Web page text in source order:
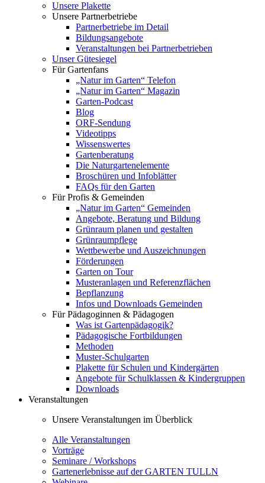
Unsere Plakette
Unsere Partnerbetriebe
Partnerbetriebe im Detail
Bildungsangebote
Veranstaltungen bei Partnerbetrieben
Unser Gütesiegel
Für Gartenfans
„Natur im Garten“ Telefon
„Natur im Garten“ Magazin
Garten-Podcast
Blog
ORF-Sendung
Videotipps
Wissenswertes
Gartenberatung
Die Naturgartenelemente
Broschüren und Infoblätter
FAQs für den Garten
Für Profis & Gemeinden
„Natur im Garten“ Gemeinden
Angebote, Beratung und Bildung
Grünraum planen und gestalten
Grünraumpflege
Wettbewerbe und Auszeichnungen
Förderungen
Garten on Tour
Musteranlagen und Referenzflächen
Bepflanzung
Infos und Downloads Gemeinden
Für Pädagoginnen & Pädagogen
Was ist Gartenpädagogik?
Pädagogische Fortbildungen
Methoden
Muster-Schulgarten
Plakette für Schulen und Kindergärten
Angebote für Schulklassen & Kindergruppen
Downloads
Veranstaltungen
Unsere Veranstaltungen im Überblick
Alle Veranstaltungen
Vorträge
Seminare / Workshops
Gartenerlebnisse auf der GARTEN TULLN